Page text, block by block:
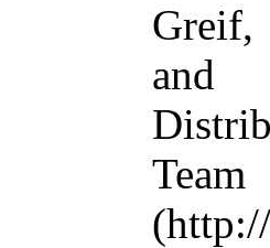
Greif,
Team